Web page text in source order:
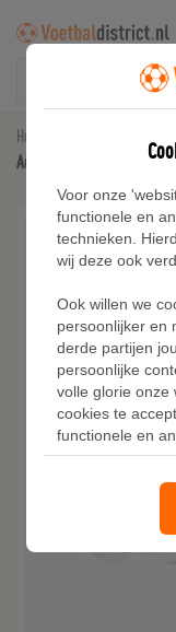
Home
Adidas Predator League
Voor onze
functionele en
technieken.
wij deze ook
Ook willen we
persoonlijker en
derde partijen
persoonlijke
volle glorie onze
cookies te
functionele en